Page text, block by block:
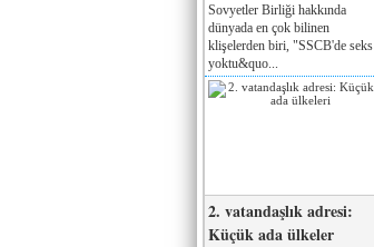
Sovyetler Birliği hakkında
dünyada en çok bilinen
klişelerden biri, "SSCB'de seks
yoktu&quo...
2. vatandaşlık adresi:
Küçük ada ülkeler